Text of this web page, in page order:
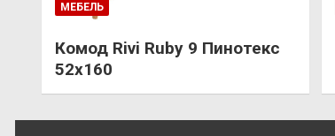
МЕБЕЛЬ
Комод Rivi Ruby 9 Пинотекс
52х160